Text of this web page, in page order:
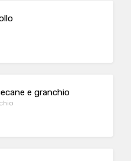
e granchio